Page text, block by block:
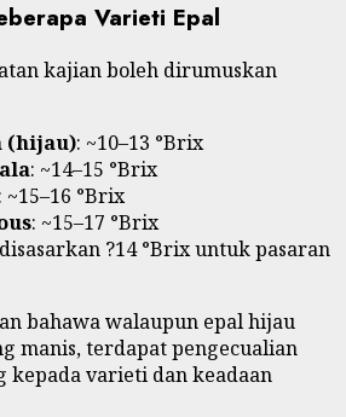
Varieti Epal
kajian boleh dirumuskan
(hijau): ~10–13 °Brix
: ~14–15 °Brix
: ~15–16 °Brix
: ~15–17 °Brix
?14 °Brix untuk pasaran
bahawa walaupun epal hijau
manis, terdapat pengecualian
varieti dan keadaan